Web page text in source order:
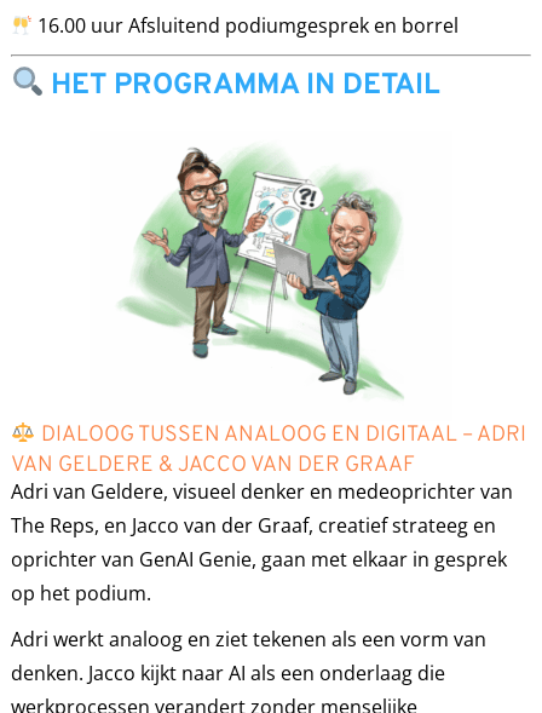
16.00 uur Afsluitend podiumgesprek en borrel
HET PROGRAMMA IN DETAIL
DIALOOG TUSSEN ANALOOG EN DIGITAAL – ADRI
VAN GELDERE & JACCO VAN DER GRAAF
Adri van Geldere, visueel denker en medeoprichter van
The Reps, en Jacco van der Graaf, creatief strateeg en
oprichter van GenAI Genie, gaan met elkaar in gesprek
op het podium.
Adri werkt analoog en ziet tekenen als een vorm van
denken. Jacco kijkt naar AI als een onderlaag die
werkprocessen verandert zonder menselijke